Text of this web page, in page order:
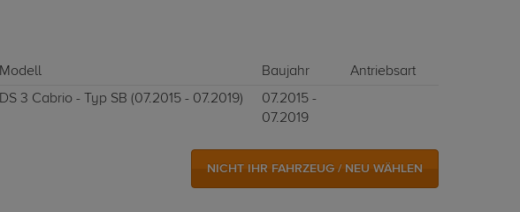
Modell Baujahr
Antriebsart
DS 3 Cabrio - Typ SB (07.2015 - 07.2019)
07.2015 -
07.2019
NICHT IHR FAHRZEUG / NEU WÄHLEN